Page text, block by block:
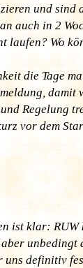
und sind
auch in 2
laufen? Wo
die Tage
damit
Regelung
vor dem
ist klar: RUW
unbedingt
definitiv